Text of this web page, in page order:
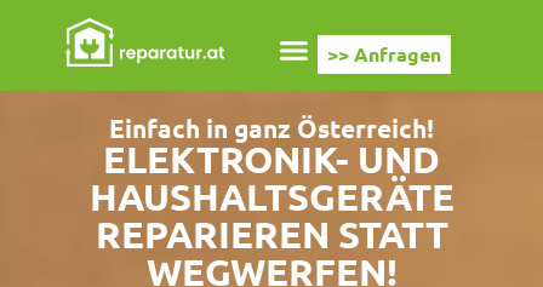
>> Anfragen
Einfach in ganz Österreich!
ELEKTRONIK- UND
HAUSHALTSGERÄTE
REPARIEREN STATT
WEGWERFEN!